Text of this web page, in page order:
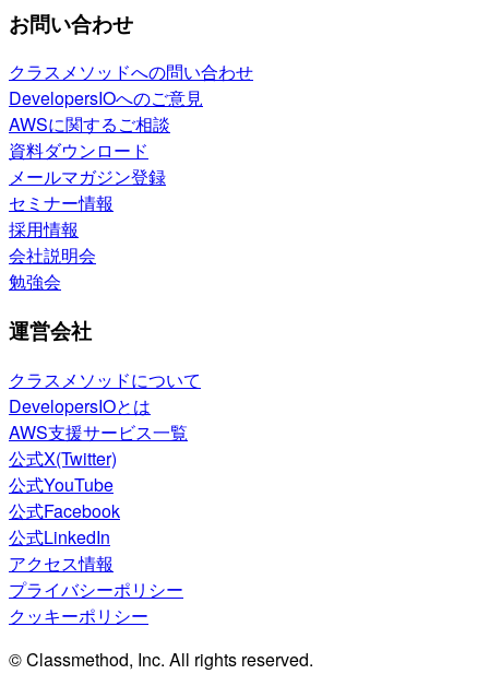
お問い合わせ
クラスメソッドへの問い合わせ
DevelopersIOへのご意見
AWSに関するご相談
資料ダウンロード
メールマガジン登録
セミナー情報
採用情報
会社説明会
勉強会
運営会社
クラスメソッドについて
DevelopersIOとは
AWS支援サービス一覧
公式X(Twitter)
公式YouTube
公式Facebook
公式LinkedIn
アクセス情報
プライバシーポリシー
クッキーポリシー
© Classmethod, Inc. All rights reserved.